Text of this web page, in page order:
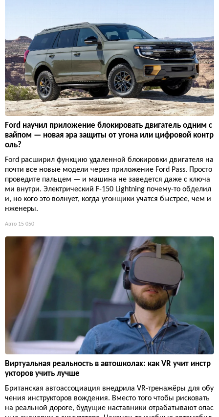
Ford научил приложение блокировать двигатель одним с
вайпом — новая эра защиты от угона или цифровой контр
оль?
Ford расширил функцию удаленной блокировки двигателя на
почти все новые модели через приложение Ford Pass. Просто
проведите пальцем — и машина не заведется даже с ключа
ми внутри. Электрический F-150 Lightning почему-то обделил
и, но кого это волнует, когда угонщики учатся быстрее, чем и
нженеры.
Авто 15 050
Виртуальная реальность в автошколах: как VR учит инстр
укторов учить лучше
Британская автоассоциация внедрила VR-тренажёры для обу
чения инструкторов вождения. Вместо того чтобы рисковать
на реальной дороге, будущие наставники отрабатывают опас